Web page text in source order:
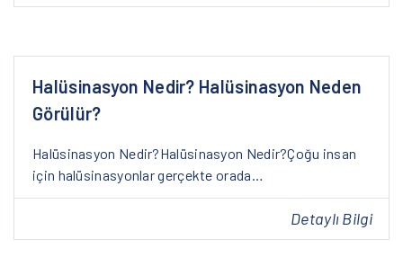
Halüsinasyon Nedir? Halüsinasyon Neden
Görülür?
Halüsinasyon Nedir?Halüsinasyon Nedir?Çoğu insan
için halüsinasyonlar gerçekte orada…
Detaylı Bilgi